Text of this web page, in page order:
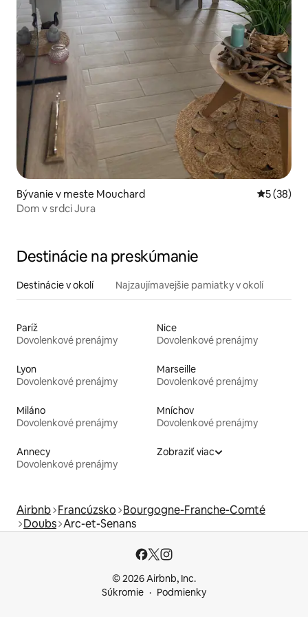
Bývanie v meste Mouchard
5 (38)
Dom v srdci Jura
Destinácie na preskúmanie
Destinácie v okolí Najzaujímavejšie pamiatky v okolí
Paríž
Dovolenkové prenájmy
Nice
Dovolenkové prenájmy
Lyon
Dovolenkové prenájmy
Marseille
Dovolenkové prenájmy
Miláno
Dovolenkové prenájmy
Mníchov
Dovolenkové prenájmy
Annecy
Dovolenkové prenájmy
Zobraziť viac
Airbnb Francúzsko Bourgogne-Franche-Comté
Doubs Arc-et-Senans
© 2026 Airbnb, Inc.
Súkromie
Podmienky